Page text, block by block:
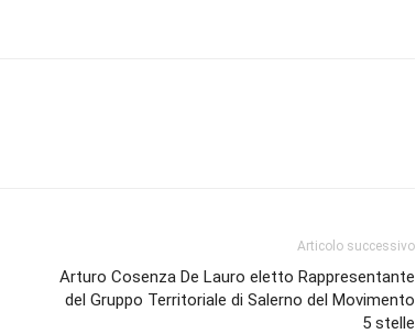
Articolo successivo
Arturo Cosenza De Lauro eletto Rappresentante
del Gruppo Territoriale di Salerno del Movimento
5 stelle